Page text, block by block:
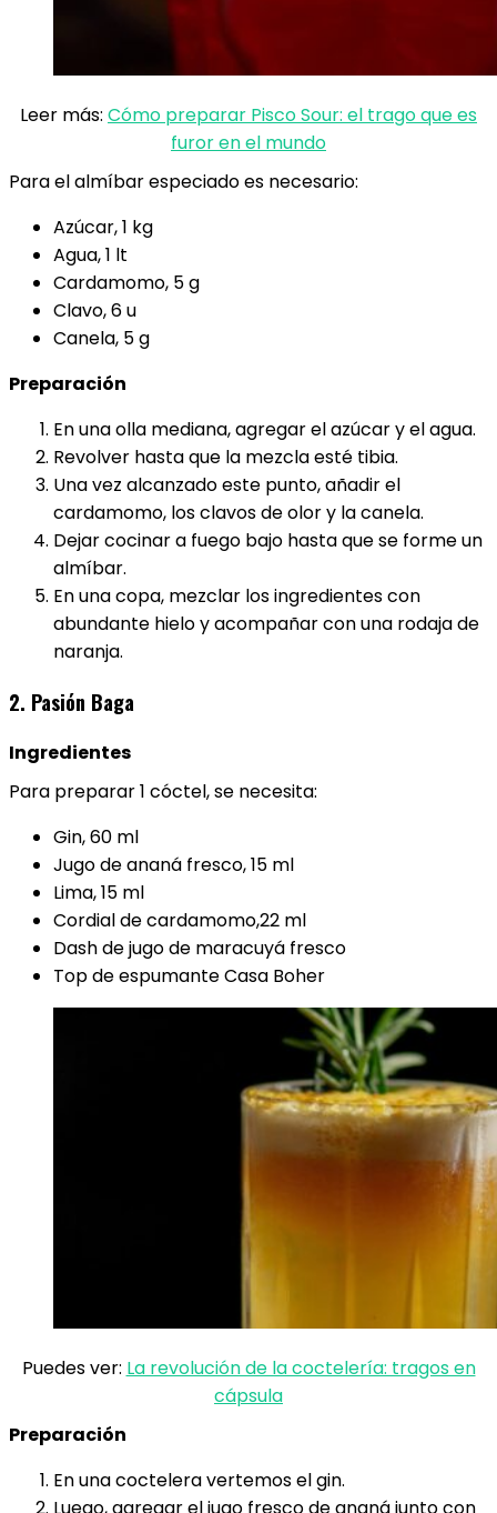
Leer más: Cómo preparar Pisco Sour: el trago que es
furor en el mundo
Para el almíbar especiado es necesario:
Azúcar, 1 kg
Agua, 1 lt
Cardamomo, 5 g
Clavo, 6 u
Canela, 5 g
Preparación
En una olla mediana, agregar el azúcar y el agua.
Revolver hasta que la mezcla esté tibia.
Una vez alcanzado este punto, añadir el
cardamomo, los clavos de olor y la canela.
Dejar cocinar a fuego bajo hasta que se forme un
almíbar.
En una copa, mezclar los ingredientes con
abundante hielo y acompañar con una rodaja de
naranja.
2. Pasión Baga
Ingredientes
Para preparar 1 cóctel, se necesita:
Gin, 60 ml
Jugo de ananá fresco, 15 ml
Lima, 15 ml
Cordial de cardamomo,22 ml
Dash de jugo de maracuyá fresco
Top de espumante Casa Boher
Puedes ver: La revolución de la coctelería: tragos en
cápsula
Preparación
En una coctelera vertemos el gin.